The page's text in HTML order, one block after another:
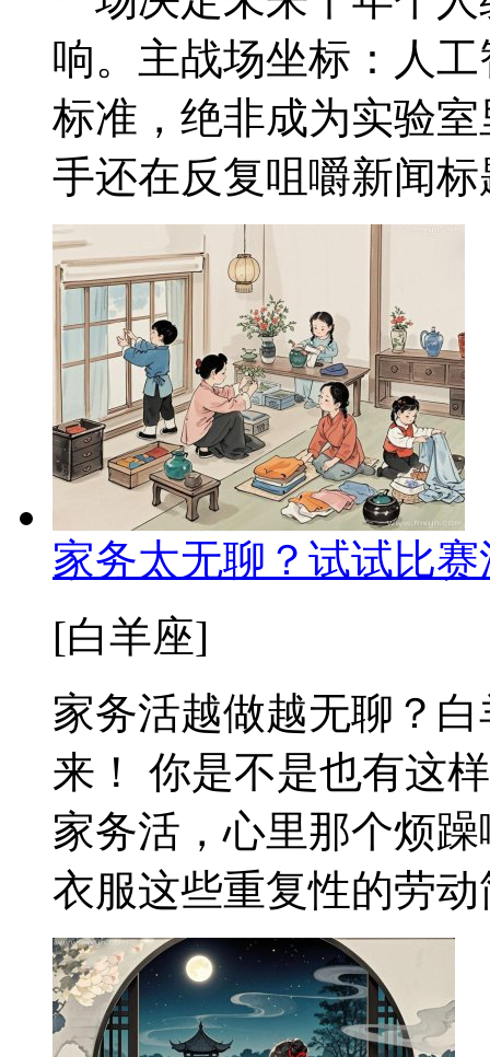
响。主战场坐标：人
标准，绝非成为实验
手还在反复咀嚼新闻
家务太无聊？试试比
[白羊座]
家务活越做越无聊？
来！ 你是不是也有这
家务活，心里那个烦
衣服这些重复性的劳